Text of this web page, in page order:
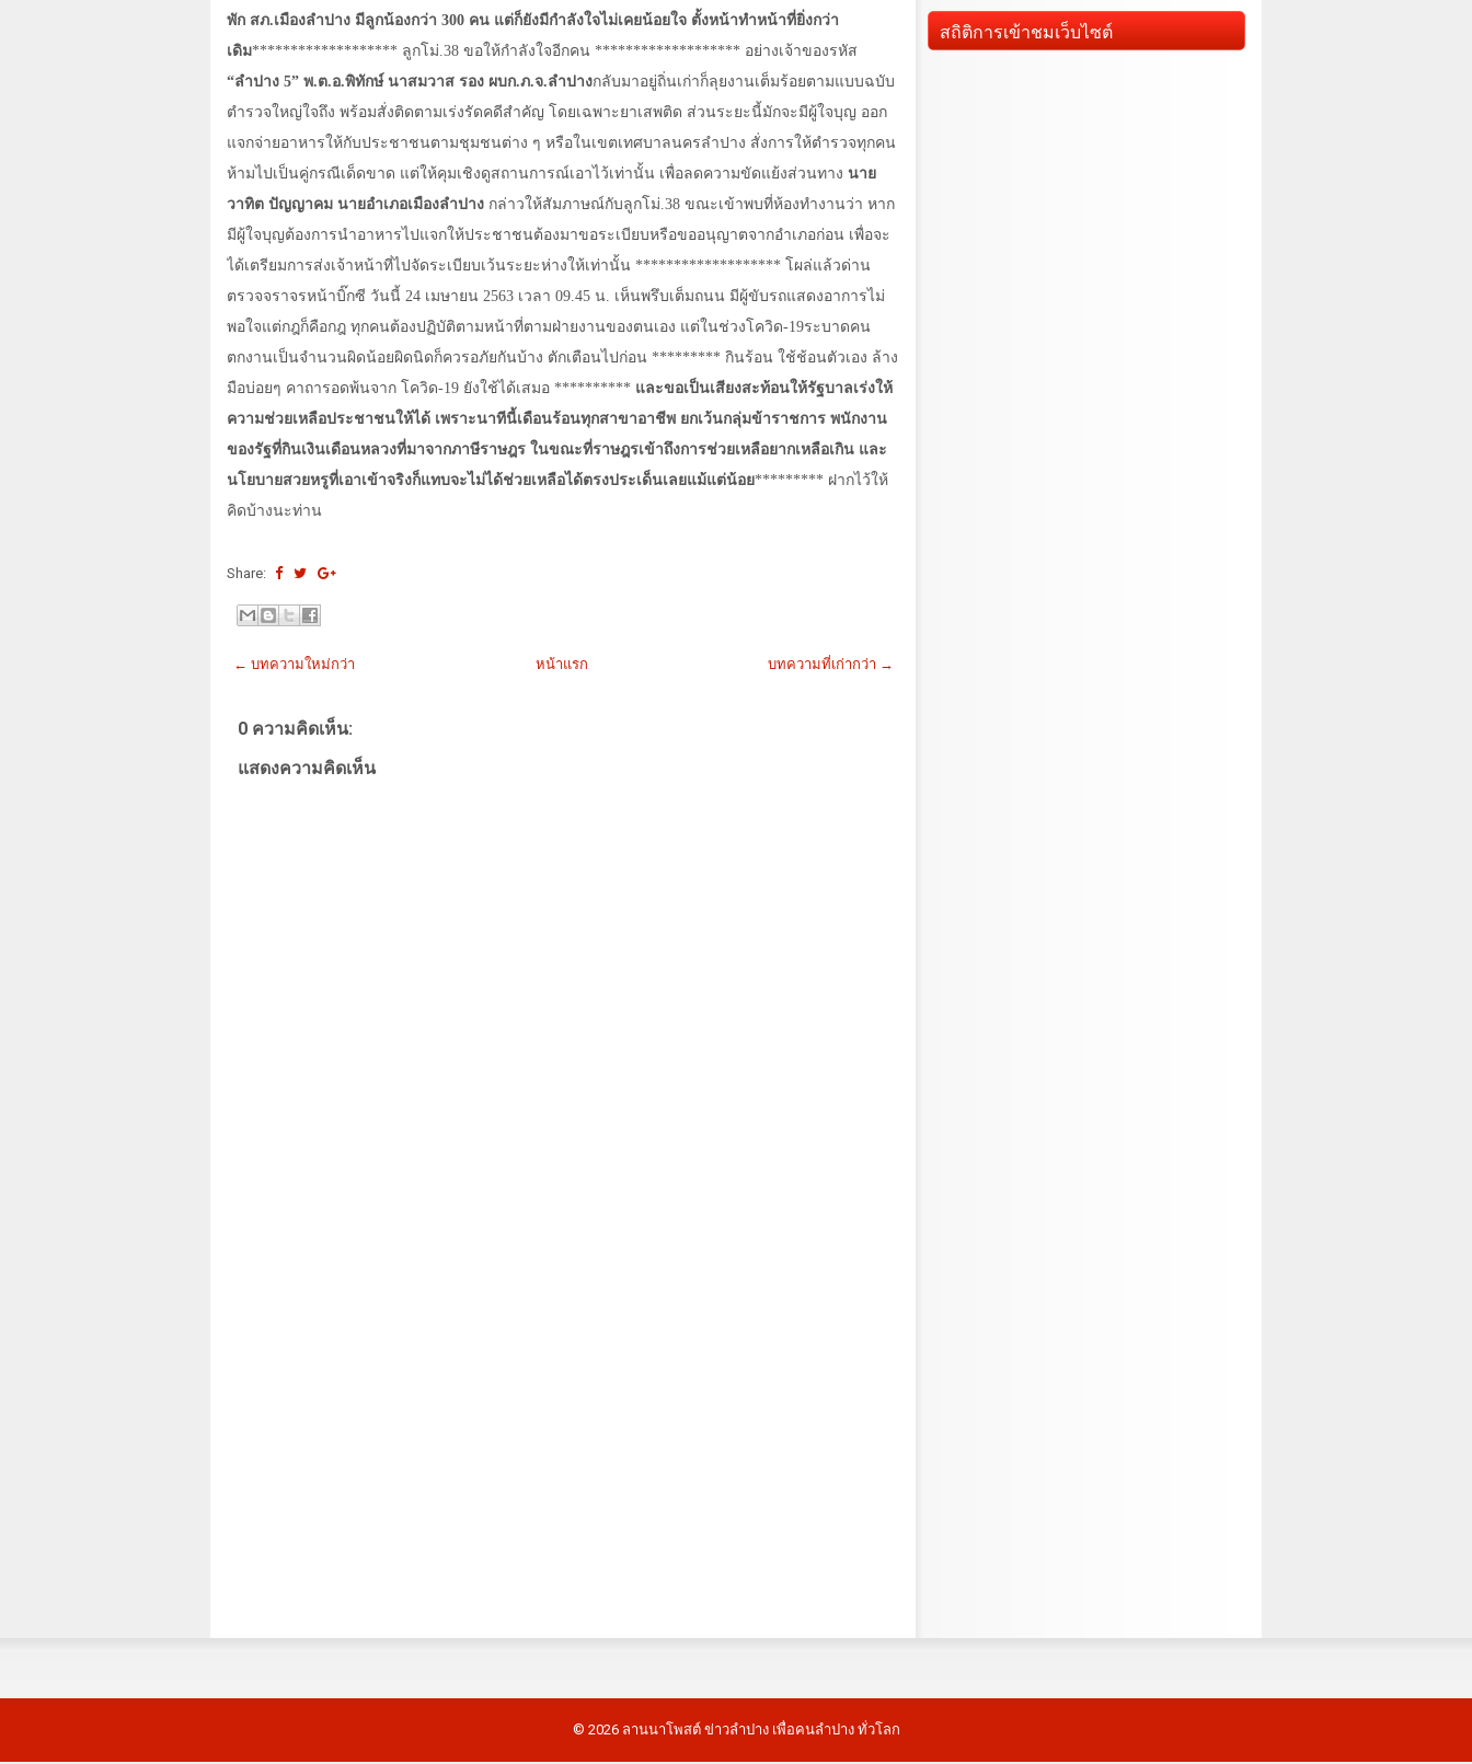
พัก สภ.เมืองลำปาง มีลูกน้องกว่า 300 คน แต่ก็ยังมีกำลังใจไม่เคยน้อยใจ ตั้งหน้าทำหน้าที่ยิ่งกว่า
เดิม******************* ลูกโม่.38 ขอให้กำลังใจอีกคน ******************* อย่างเจ้าของรหัส
“ลำปาง 5” พ.ต.อ.พิทักษ์ นาสมวาส รอง ผบก.ภ.จ.ลำปางกลับมาอยู่ถิ่นเก่าก็ลุยงานเต็มร้อยตามแบบฉบับ
ตำรวจใหญ่ใจถึง พร้อมสั่งติดตามเร่งรัดคดีสำคัญ โดยเฉพาะยาเสพติด ส่วนระยะนี้มักจะมีผู้ใจบุญ ออก
แจกจ่ายอาหารให้กับประชาชนตามชุมชนต่าง ๆ หรือในเขตเทศบาลนครลำปาง สั่งการให้ตำรวจทุกคน
ห้ามไปเป็นคู่กรณีเด็ดขาด แต่ให้คุมเชิงดูสถานการณ์เอาไว้เท่านั้น เพื่อลดความขัดแย้งส่วนทาง นาย
วาทิต ปัญญาคม นายอำเภอเมืองลำปาง กล่าวให้สัมภาษณ์กับลูกโม่.38 ขณะเข้าพบที่ห้องทำงานว่า หาก
มีผู้ใจบุญต้องการนำอาหารไปแจกให้ประชาชนต้องมาขอระเบียบหรือขออนุญาตจากอำเภอก่อน เพื่อจะ
ได้เตรียมการส่งเจ้าหน้าที่ไปจัดระเบียบเว้นระยะห่างให้เท่านั้น ******************* โผล่แล้วด่าน
ตรวจจราจรหน้าบิ๊กซี วันนี้ 24 เมษายน 2563 เวลา 09.45 น. เห็นพรึบเต็มถนน มีผู้ขับรถแสดงอาการไม่
พอใจแต่กฎก็คือกฎ ทุกคนต้องปฏิบัติตามหน้าที่ตามฝ่ายงานของตนเอง แต่ในช่วงโควิด-19ระบาดคน
ตกงานเป็นจำนวนผิดน้อยผิดนิดก็ควรอภัยกันบ้าง ตักเตือนไปก่อน ********* กินร้อน ใช้ช้อนตัวเอง ล้าง
มือบ่อยๆ คาถารอดพ้นจาก โควิด-19 ยังใช้ได้เสมอ ********** และขอเป็นเสียงสะท้อนให้รัฐบาลเร่งให้
ความช่วยเหลือประชาชนให้ได้ เพราะนาทีนี้เดือนร้อนทุกสาขาอาชีพ ยกเว้นกลุ่มข้าราชการ พนักงาน
ของรัฐที่กินเงินเดือนหลวงที่มาจากภาษีราษฎร ในขณะที่ราษฎรเข้าถึงการช่วยเหลือยากเหลือเกิน และ
นโยบายสวยหรูที่เอาเข้าจริงก็แทบจะไม่ได้ช่วยเหลือได้ตรงประเด็นเลยแม้แต่น้อย********* ฝากไว้ให้
คิดบ้างนะท่าน
Share:
← บทความใหม่กว่า บทความที่เก่ากว่า →
หน้าแรก
0 ความคิดเห็น:
แสดงความคิดเห็น
สถิติการเข้าชมเว็บไซต์
© 2026 ลานนาโพสต์ ข่าวลำปาง เพื่อคนลำปาง ทั่วโลก